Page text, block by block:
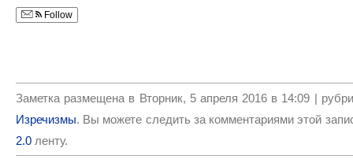
Follow
Заметка размещена в Вторник, 5 апреля 2016 в 14:09 |
Изречизмы. Вы можете следить за комментариями этой
2.0 ленту.